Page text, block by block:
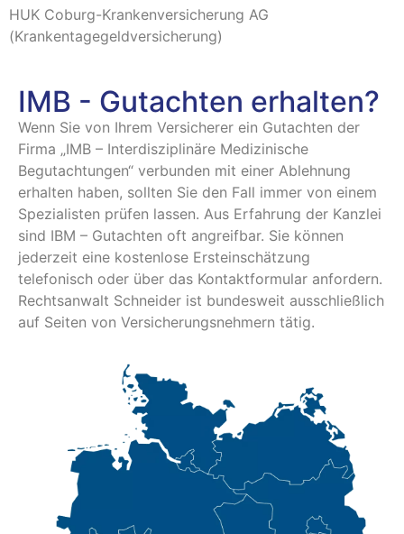
HUK Coburg-Krankenversicherung AG
(Krankentagegeldversicherung)
IMB - Gutachten erhalten?
Wenn Sie von Ihrem Versicherer ein Gutachten der
Firma „IMB – Interdisziplinäre Medizinische
Begutachtungen“ verbunden mit einer Ablehnung
erhalten haben, sollten Sie den Fall immer von einem
Spezialisten prüfen lassen. Aus Erfahrung der Kanzlei
sind IBM – Gutachten oft angreifbar. Sie können
jederzeit eine kostenlose Ersteinschätzung
telefonisch oder über das Kontaktformular anfordern.
Rechtsanwalt Schneider ist bundesweit ausschließlich
auf Seiten von Versicherungsnehmern tätig.